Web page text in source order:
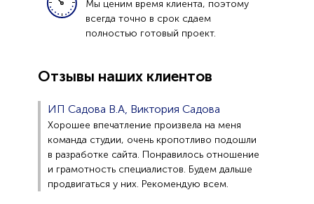
Мы ценим время клиента, поэтому
всегда точно в срок сдаем
полностью готовый проект.
Отзывы наших клиентов
ИП Садова В.А, Виктория Садова
Хорошее впечатление произвела на меня
команда студии, очень кропотливо подошли
в разработке сайта. Понравилось отношение
и грамотность специалистов. Будем дальше
продвигаться у них. Рекомендую всем.